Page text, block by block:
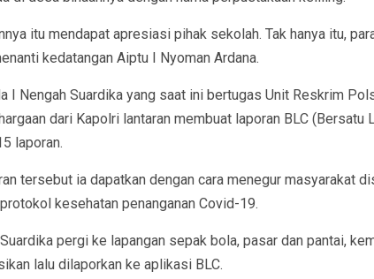
itu mendapat apresiasi pihak sekolah. Tak hanya itu,
kedatangan Aiptu I Nyoman Ardana.
I Nengah Suardika yang saat ini bertugas Unit Reskrim
dari Kapolri lantaran membuat laporan BLC (Bersatu
laporan.
tersebut ia dapatkan dengan cara menegur masyarakat
kesehatan penanganan Covid-19.
pergi ke lapangan sepak bola, pasar dan pantai,
lalu dilaporkan ke aplikasi BLC.